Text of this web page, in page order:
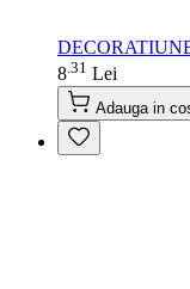
8.31 Lei
Adauga in